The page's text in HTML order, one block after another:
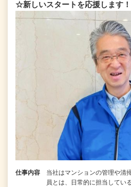
☆新しいスタートを応援します！
仕事内容
当社はマンションの管理や清
員とは、日常的に担当してい